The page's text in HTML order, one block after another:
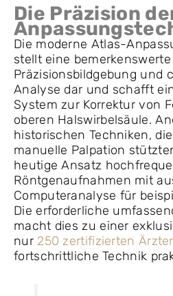
Die Präzision
Die moderne Atlas-
stellt eine
Präzisionsbildgebung und
Analyse dar und schafft
System zur Korrektur von
oberen Halswirbelsäule.
historischen Techniken,
manuelle Palpation
heutige Ansatz
Röntgenaufnahmen mit
Computeranalyse für
Die erforderliche
macht dies zu einer
nur 250 zertifizierten
fortschrittliche Technik